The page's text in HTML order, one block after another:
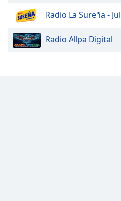
Radio La Sureña -
Radio Allpa Digital